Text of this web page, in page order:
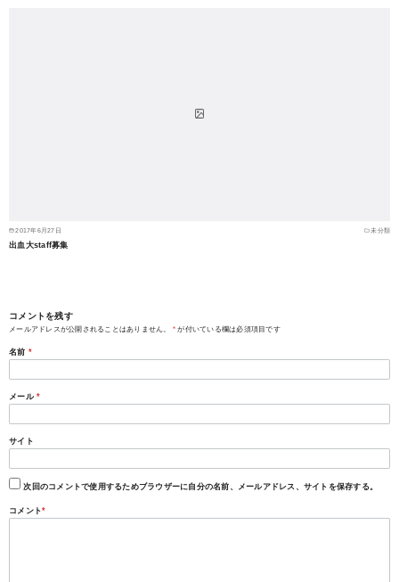
2017年6月27日 未分類
出血大staff募集
コメントを残す
メールアドレスが公開されることはありません。 * が付いている欄は必須項目です
名前 *
メール *
サイト
次回のコメントで使用するためブラウザーに自分の名前、メールアドレス、サイトを保存する。
コメント*